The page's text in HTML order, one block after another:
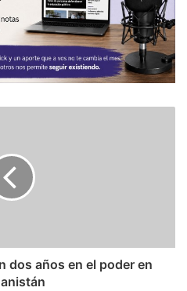
dos años en el poder en